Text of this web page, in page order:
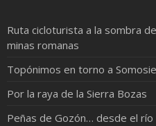
Ruta cicloturista a la sombra
minas romanas
Topónimos en torno a
Por la raya de la Sierra Bozas
Peñas de Gozón… desde el río